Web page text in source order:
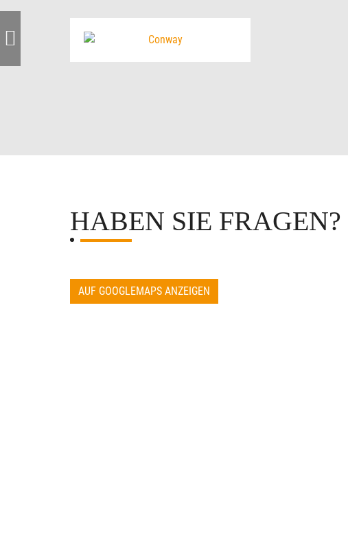
HABEN SIE FRAGEN?
AUF GOOGLEMAPS ANZEIGEN